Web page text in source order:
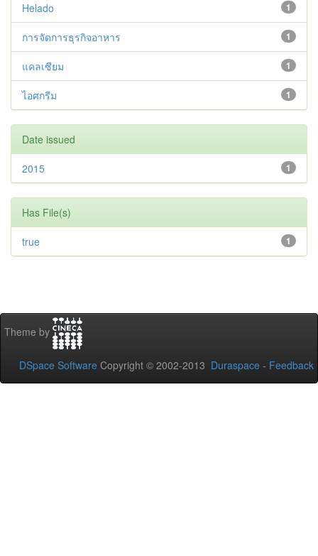
1
Helado
1
การจัดการธุรกิจอาหาร
1
แคลเซียม
1
ไอศกรีม
Date issued
1
2015
Has File(s)
1
true
Theme by
DSpace Software Copyright © 2002-2013 Duraspace - Feedback